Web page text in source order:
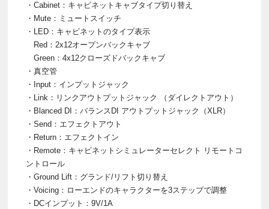
・Cabinet：キャビネットキャブタイプ切り替え
・Mute：ミュートスイッチ
・LED：キャビネットのタイプ表示
Red：2x12オープンバックキャブ
Green：4x12クローズドバックキャブ
・真空管
・Input：インプットジャック
・Link：リンクアウトプットジャック （ダイレクトアウト）
・Blanced DI：バランスDI アウトプットジャック（XLR）
・Send：エフェクトアウト
・Return：エフェクトイン
・Remote：キャビネットシミュレーターセレクト リモートコ
ントロール
・Ground Lift：グランド/リフト切り替え
・Voicing：ローエンドのキャラクターを3ステップで調整
・DCインプット：9V/1A